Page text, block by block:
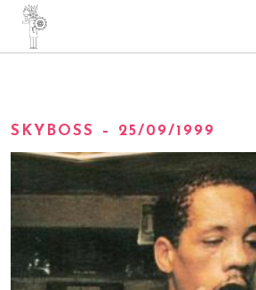
BASS COVERS
CONTACT
SKYBOSS – 25/09/1999